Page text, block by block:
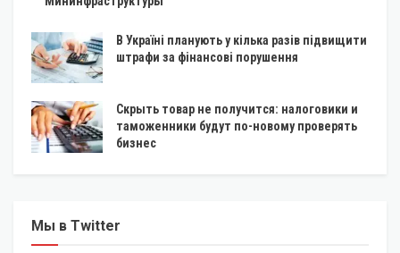
В Україні планують у кілька разів підвищити
штрафи за фінансові порушення
Скрыть товар не получится: налоговики и
таможенники будут по-новому проверять
бизнес
Мы в Twitter